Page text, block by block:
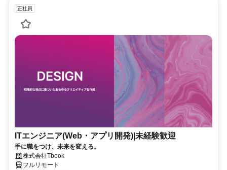
正社員
ITエンジニア(Web・アプリ開発)|未経験歓迎
手に職をつけ、未来を変える。
株式会社Tbook
フルリモート